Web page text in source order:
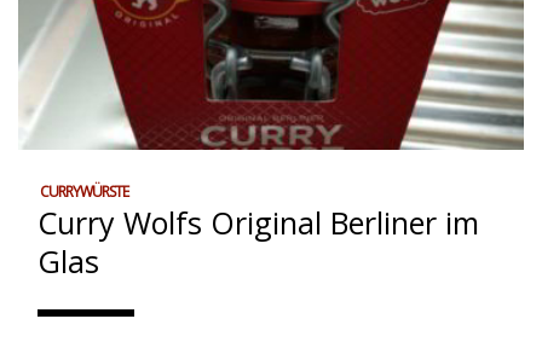
CURRYWÜRSTE
Curry Wolfs Original Berliner im
Glas